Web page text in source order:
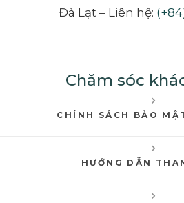
Đà Lạt – Liên hệ:
Chăm sóc
CHÍNH SÁCH BẢO
HƯỚNG DẪN